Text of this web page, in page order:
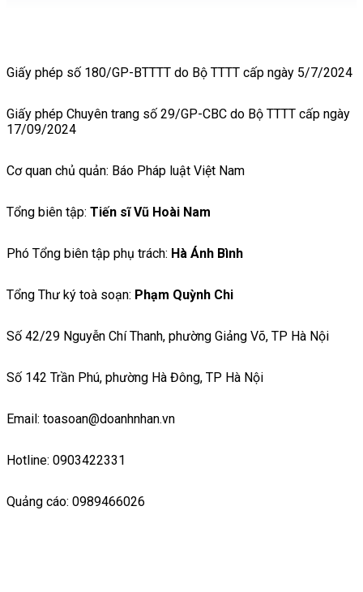
Giấy phép số 180/GP-BTTTT do Bộ TTTT cấp ngày 5/7/2024
Giấy phép Chuyên trang số 29/GP-CBC do Bộ TTTT cấp ngày
17/09/2024
Cơ quan chủ quản: Báo Pháp luật Việt Nam
Tổng biên tập: Tiến sĩ Vũ Hoài Nam
Phó Tổng biên tập phụ trách: Hà Ánh Bình
Tổng Thư ký toà soạn: Phạm Quỳnh Chi
Số 42/29 Nguyễn Chí Thanh, phường Giảng Võ, TP Hà Nội
Số 142 Trần Phú, phường Hà Đông, TP Hà Nội
Email: toasoan@doanhnhan.vn
Hotline: 0903422331
Quảng cáo: 0989466026